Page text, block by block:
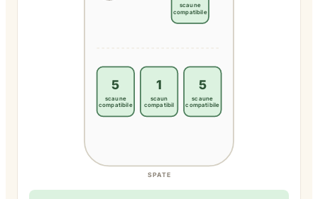
SPATE
scaune
compatibile
5
scaune
compatibile
1
scaun
compatibil
5
scaune
compatibile